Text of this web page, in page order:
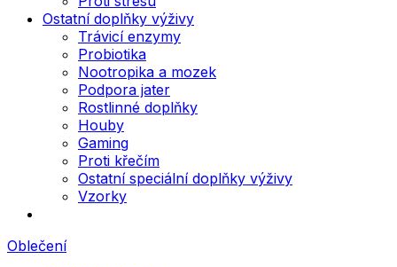
Ostatní doplňky výživy
Trávicí enzymy
Probiotika
Nootropika a mozek
Podpora jater
Rostlinné doplňky
Houby
Gaming
Proti křečím
Ostatní speciální doplňky výživy
Vzorky
Oblečení